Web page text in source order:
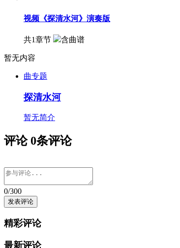
视频 《探清水河》演奏版
共1章节 含曲谱
暂无内容
曲专题
探清水河
暂无简介
评论 0条评论
0/300
精彩评论
最新评论